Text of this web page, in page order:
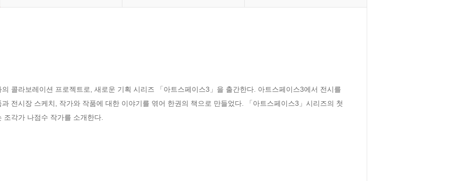
콜라보레이션 프로젝트로, 새로운 기획 시리즈 「아트스페이스3」을 출간한다. 아트스페이스3에서 전시를
전시장 스케치, 작가와 작품에 대한 이야기를 엮어 한권의 책으로 만들었다. 「아트스페이스3」시리즈의 첫
각가 나점수 작가를 소개한다.